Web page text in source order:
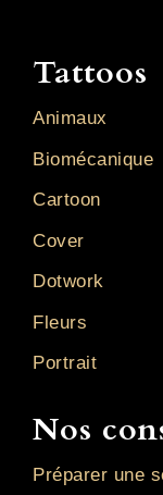
Tattoos
Animaux
Biomécanique
Cartoon
Cover
Dotwork
Fleurs
Portrait
Nos
Préparer une